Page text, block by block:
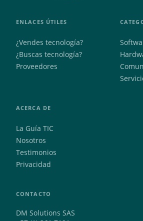
ENLACES ÚTILES
¿Vendes tecnología?
¿Buscas tecnología?
Proveedores
ACERCA DE
La Guía TIC
Nosotros
Testimonios
Privacidad
CONTACTO
DM Solutions SAS